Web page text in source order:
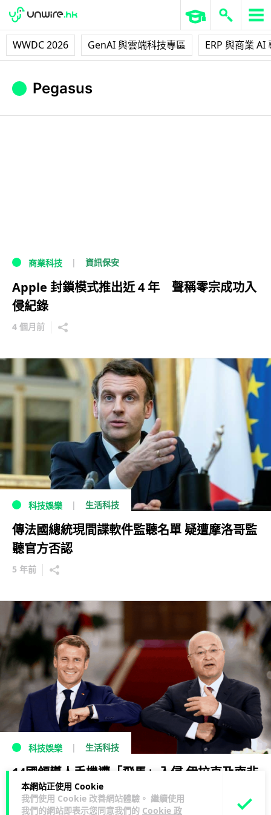
WWDC 2026 GenAI 與雲端科技專區 ERP 與商業 AI
本網站正使用 Cookie
我們使用 Cookie 改善網站體驗。 繼續使用
我們的網站即表示您同意我們的 Cookie 政
Pegasus
商業科技 資訊保安
Apple 封鎖模式推出近 4 年 聲稱零宗成功入
侵紀錄
4 個月前
科技娛樂 生活科技
傳法國總統現間諜軟件監聽名單 疑遭摩洛哥監
聽官方否認
5 年前
科技娛樂 生活科技
14國領導人手機遭「飛馬」入侵 伊拉克及南非
總統被間諜軟件監控
5 年前